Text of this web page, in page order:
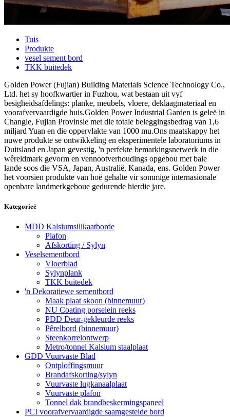
Tuis
Produkte
vesel sement bord
TKK buitedek
Golden Power (Fujian) Building Materials Science Technology Co.,
Ltd. het sy hoofkwartier in Fuzhou, wat bestaan ​​uit vyf
besigheidsafdelings: planke, meubels, vloere, deklaagmateriaal en
voorafvervaardigde huis.Golden Power Industrial Garden is geleë in
Changle, Fujian Provinsie met die totale beleggingsbedrag van 1,6
miljard Yuan en die oppervlakte van 1000 mu.Ons maatskappy het
nuwe produkte se ontwikkeling en eksperimentele laboratoriums in
Duitsland en Japan gevestig, 'n perfekte bemarkingsnetwerk in die
wêreldmark gevorm en vennootverhoudings opgebou met baie
lande soos die VSA, Japan, Australië, Kanada, ens. Golden Power
het voorsien produkte van hoë gehalte vir sommige internasionale
openbare landmerkgeboue gedurende hierdie jare.
Kategorieë
MDD Kalsiumsilikaatborde
Plafon
Afskorting / Sylyn
Veselsementbord
Vloerblad
Sylynplank
TKK buitedek
'n Dekoratiewe sementbord
Maak plaat skoon (binnemuur)
NU Coating porselein reeks
PDD Deur-gekleurde reeks
Pêrelbord (binnemuur)
Steenkorrelontwerp
Metro/tonnel Kalsium staalplaat
GDD Vuurvaste Blad
Ontploffingsmuur
Brandafskorting/sylyn
Vuurvaste lugkanaalplaat
Vuurvaste plafon
Tonnel dak brandbeskermingspaneel
PCI voorafvervaardigde saamgestelde bord